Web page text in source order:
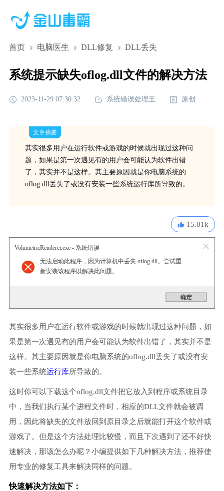
首页 电脑医生 DLL修复 DLL丢失
系统提示缺失oflog.dll文件的解决方法
2023-11-29 07:30:32 系统错误处理王 原创
文章摘要
其实很多用户在运行软件或游戏的时候就出现过这种问
题，如果是第一次遇见有的用户会可能认为软件出错
了，其实并不是这样。其主要原因就是你电脑系统的
oflog.dll丢失了或没有安装一些系统运行库所导致的。
15.01k
VolumetricRenderer.exe - 系统错误
无法启动此程序，因为计算机中丢失 oflog.dll。尝试重
新安装该程序以解决此问题。
其实很多用户在运行软件或游戏的时候就出现过这种问题，如
果是第一次遇见有的用户会可能认为软件出错了，其实并不是
这样。其主要原因就是你电脑系统的oflog.dll丢失了或没有安
装一些系统运行库所导致的。
这时你可以下载这个oflog.dll文件把它放入到程序或系统目录
中，当我们执行某个进程文件时，相应的DLL文件就会被调
用，因此将缺失的文件放回到原目录之后就能打开这个软件或
游戏了。但是这个方法处理比较慢，而且下次遇到了还不好快
速解决，那该怎么办呢？小编提供如下几种解决方法，推荐使
用专业的修复工具来解决同样的问题。
快速解决方法如下：